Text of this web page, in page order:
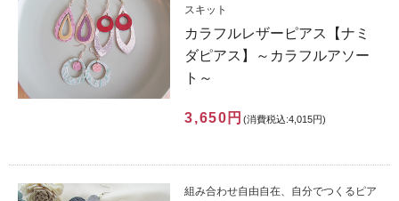
スキット
カラフルレザーピアス【ナミ
ダピアス】～カラフルアソー
ト～
3,650円 (消費税込:4,015円)
組み合わせ自由自在、自分でつくるピア